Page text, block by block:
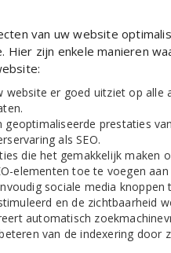
van uw website
zijn enkele manieren
er goed uitziet op alle
geoptimaliseerde prestaties
als SEO.
die het gemakkelijk maken
elementen toe te voegen aan
sociale media knoppen
en de zichtbaarheid
automatisch
van de indexering door